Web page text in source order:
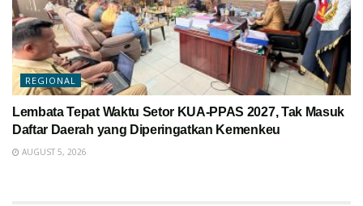
REGIONAL
Lembata Tepat Waktu Setor KUA-PPAS 2027, Tak Masuk
Daftar Daerah yang Diperingatkan Kemenkeu
AUGUST 5, 2026